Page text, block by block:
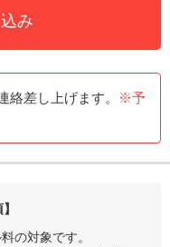
み
絡差し上げます。
※予
の対象です。